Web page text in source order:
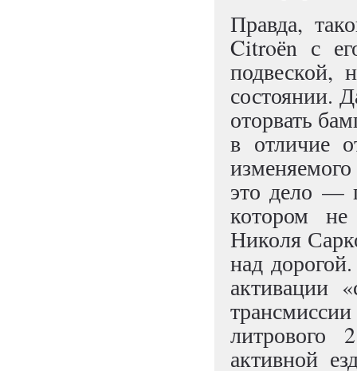
Правда,
Citroёn с
подвеской,
состоянии.
оторвать
в отличие
это дело —
котором не
Николя
над
активации
литрового
активной